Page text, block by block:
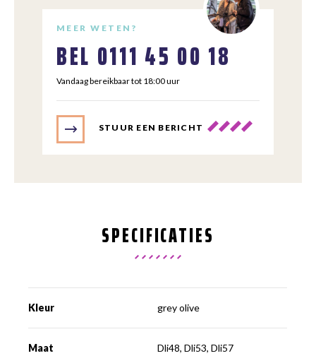
MEER WETEN?
BEL 0111 45 00 18
Vandaag bereikbaar tot 18:00 uur
STUUR EEN BERICHT
SPECIFICATIES
Kleur grey olive
Maat Dli48, Dli53, Dli57